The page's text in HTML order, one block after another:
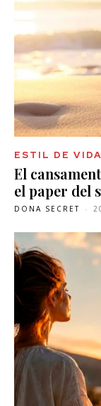
ESTIL DE VIDA
El
el paper del
DONA SECRET -